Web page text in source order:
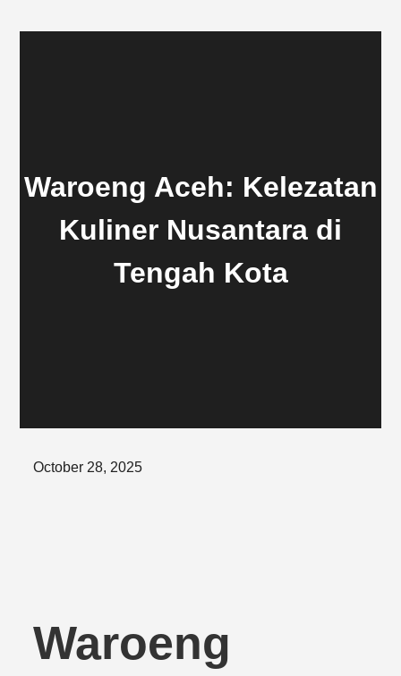
Waroeng Aceh: Kelezatan
Kuliner Nusantara di
Tengah Kota
Posted
October 28, 2025
Waroeng